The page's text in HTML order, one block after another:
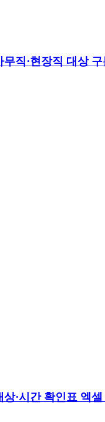
직·현장직 대상
·시간 확인표 엑